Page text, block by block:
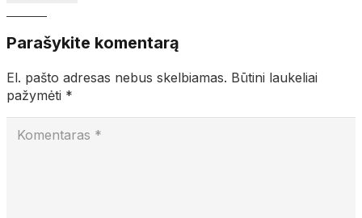
Parašykite komentarą
El. pašto adresas nebus skelbiamas. Būtini laukeliai
pažymėti *